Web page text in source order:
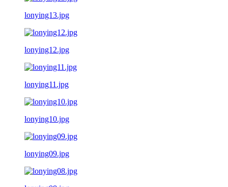
lonying13.jpg
lonying12.jpg
lonying11.jpg
lonying10.jpg
lonying09.jpg